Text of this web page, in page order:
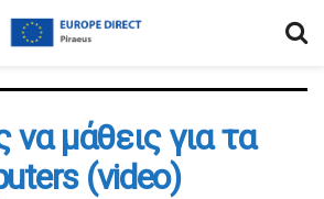
να μάθεις για τα
(video)